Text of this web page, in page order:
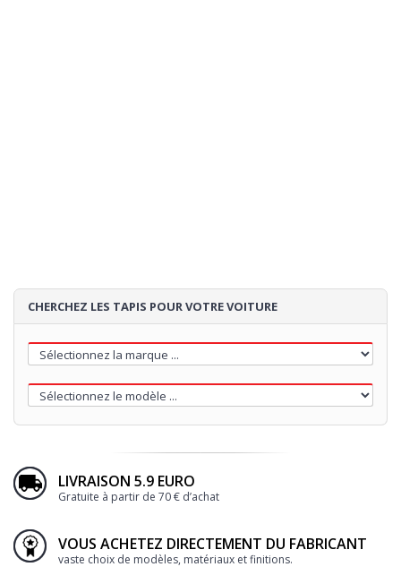
CHERCHEZ LES TAPIS POUR VOTRE VOITURE
LIVRAISON 5.9 EURO
Gratuite à partir de 70 € d’achat
VOUS ACHETEZ DIRECTEMENT DU FABRICANT
vaste choix de modèles, matériaux et finitions.